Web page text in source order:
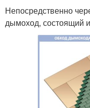
Непосредственно
дымоход, состоящий